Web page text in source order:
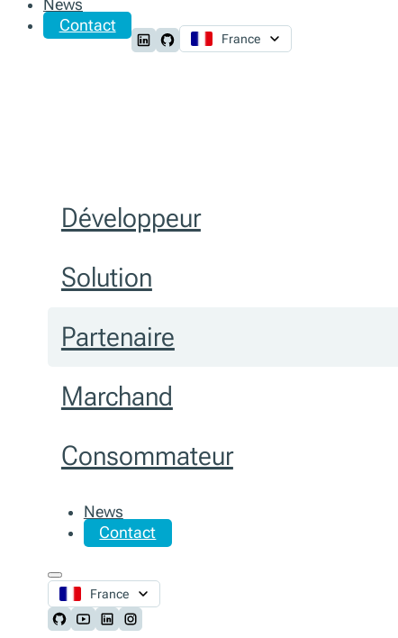
News
Contact
Follow us on LinkedIn
Follow us on Github
France
Développeur
Solution
Partenaire
Marchand
Consommateur
News
Contact
France
Follow us on Github
Follow us on Youtube
Follow us on LinkedIn
Follow us on Instagram